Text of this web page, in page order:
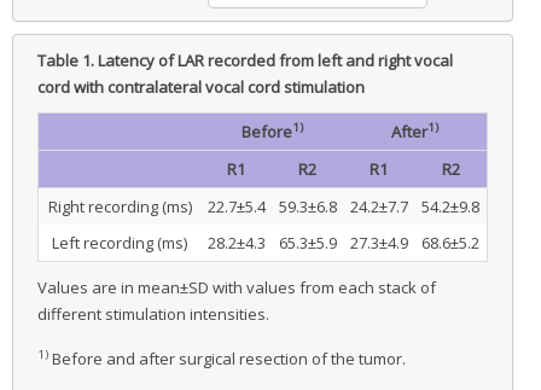
Table 1.Latency of LAR recorded from left and right vocal
cord with contralateral vocal cord stimulation
Before1) After1)
R1 R2 R1
R2
Right recording (ms)
22.7±5.4 59.3±6.8 24.2±7.7
54.2±9.8
Left recording (ms)
28.2±4.3 65.3±5.9 27.3±4.9 68.6±5.2
Values are in mean±SD with values from each stack of
different stimulation intensities.
1) Before and after surgical resection of the tumor.